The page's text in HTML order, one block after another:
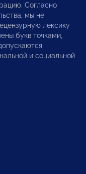
Согласно
мы не
лексику
букв точками,
и социальной